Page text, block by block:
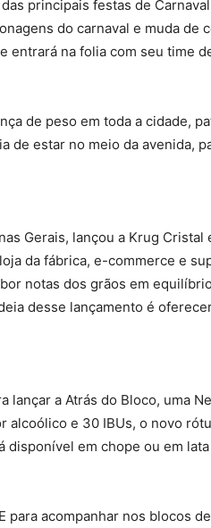
principais festas de
do carnaval e muda
entrará na folia com seu time
de peso em toda a cidade,
estar no meio da avenida,
Gerais, lançou a Krug
da fábrica, e-commerce e
notas dos grãos em
desse lançamento é
lançar a Atrás do Bloco, uma
alcoólico e 30 IBUs, o novo
disponível em chope ou em
para acompanhar nos blocos